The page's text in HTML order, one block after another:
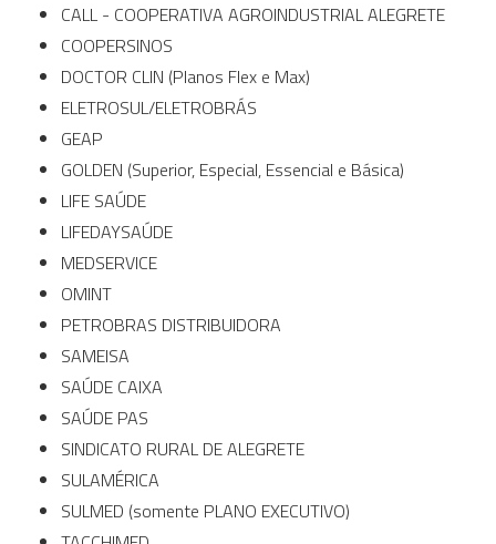
CALL - COOPERATIVA AGROINDUSTRIAL ALEGRETE
COOPERSINOS
DOCTOR CLIN (Planos Flex e Max)
ELETROSUL/ELETROBRÁS
GEAP
GOLDEN (Superior, Especial, Essencial e Básica)
LIFE SAÚDE
LIFEDAYSAÚDE
MEDSERVICE
OMINT
PETROBRAS DISTRIBUIDORA
SAMEISA
SAÚDE CAIXA
SAÚDE PAS
SINDICATO RURAL DE ALEGRETE
SULAMÉRICA
SULMED (somente PLANO EXECUTIVO)